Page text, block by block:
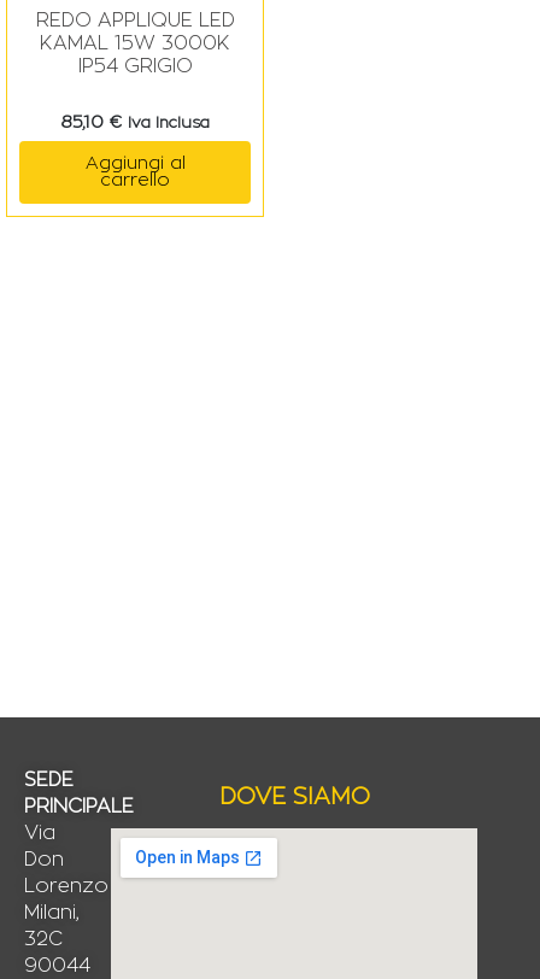
REDO APPLIQUE LED
KAMAL 15W 3000K
IP54 GRIGIO
85,10 € Iva Inclusa
Aggiungi al
carrello
SEDE
PRINCIPALE
Via
Don
Lorenzo
Milani,
32C
90044
DOVE SIAMO